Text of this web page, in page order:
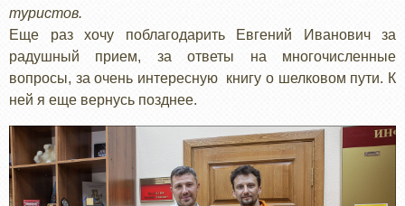
туристов.
Еще раз хочу поблагодарить Евгений Иванович за
радушный прием, за ответы на многочисленные
вопросы, за очень интересную книгу о шелковом пути. К
ней я еще вернусь позднее.